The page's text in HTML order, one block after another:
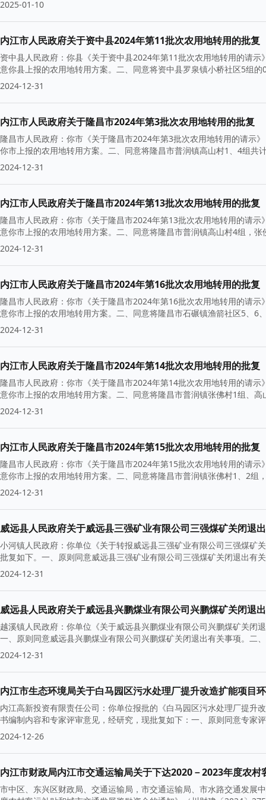
2025-01-10
内江市人民政府关于资中县2024年第11批次农用地转用的批复
资中县人民政府：你县《关于资中县2024年第11批次农用地转用的请
意你县上报的农用地转用方案。二、同意将资中县罗泉镇小桥社区5组
2024-12-31
内江市人民政府关于隆昌市2024年第3批次农用地转用的批复
隆昌市人民政府：你市《关于隆昌市2024年第3批次农用地转用的请示
你市上报的农用地转用方案。二、同意将隆昌市普润镇高山村1、4组共
2024-12-31
内江市人民政府关于隆昌市2024年第13批次农用地转用的批复
隆昌市人民政府：你市《关于隆昌市2024年第13批次农用地转用的请
意你市上报的农用地转用方案。二、同意将隆昌市普润镇高山村4组，
2024-12-31
内江市人民政府关于隆昌市2024年第16批次农用地转用的批复
隆昌市人民政府：你市《关于隆昌市2024年第16批次农用地转用的请
意你市上报的农用地转用方案。二、同意将隆昌市石碾镇渔箭社区5、6
2024-12-31
内江市人民政府关于隆昌市2024年第14批次农用地转用的批复
隆昌市人民政府：你市《关于隆昌市2024年第14批次农用地转用的请
意你市上报的农用地转用方案。二、同意将隆昌市普润镇张佛村1组、
2024-12-31
内江市人民政府关于隆昌市2024年第15批次农用地转用的批复
隆昌市人民政府：你市《关于隆昌市2024年第15批次农用地转用的请
意你市上报的农用地转用方案。二、同意将隆昌市普润镇张佛村1、2组
2024-12-31
威远县人民政府关于威远县三强矿业有限公司三强煤矿关闭退
小河镇人民政府：你单位《关于转报威远县三强矿业有限公司三强煤
批复如下。一、原则同意威远县三强矿业有限公司三强煤矿关闭退出有
2024-12-31
威远县人民政府关于威远县兴鹏煤业有限公司兴鹏煤矿关闭退
越溪镇人民政府：你单位《关于威远县兴鹏煤业有限公司兴鹏煤矿关
一、原则同意威远县兴鹏煤业有限公司兴鹏煤矿关闭退出有关事项。二
2024-12-31
内江市生态环境局关于白马园区污水处理厂提升改造扩能项目
内江高新投资有限责任公司：你单位报批的《白马园区污水处理厂提升
书编制内容和专家评审意见，经研究，现批复如下：一、原则同意专家
2024-12-26
内江市财政局内江市交通运输局关于下达2020－2023年度农
市中区、东兴区财政局、交通运输局，市交通运输局、市水路交通发